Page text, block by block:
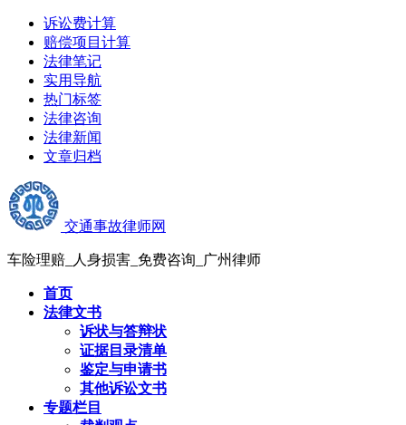
诉讼费计算
赔偿项目计算
法律笔记
实用导航
热门标签
法律咨询
法律新闻
文章归档
交通事故律师网
车险理赔_人身损害_免费咨询_广州律师
首页
法律文书
诉状与答辩状
证据目录清单
鉴定与申请书
其他诉讼文书
专题栏目